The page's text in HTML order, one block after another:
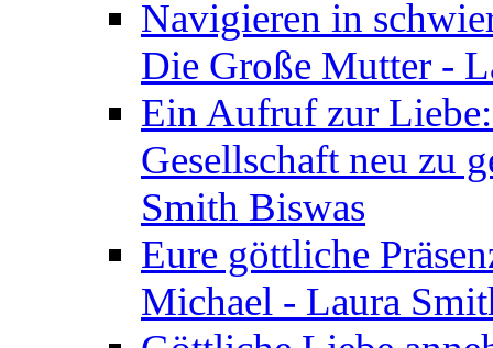
Navigieren in
Die Große Mutter -
Ein Aufruf zur
Gesellschaft neu zu
Smith Biswas
Eure göttliche
Michael - Laura